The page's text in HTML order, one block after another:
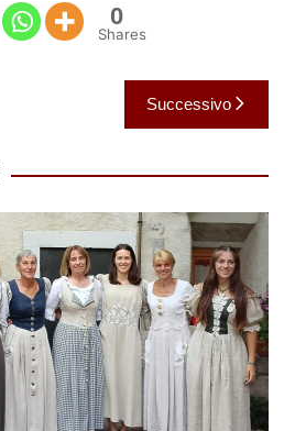
0
Shares
Successivo